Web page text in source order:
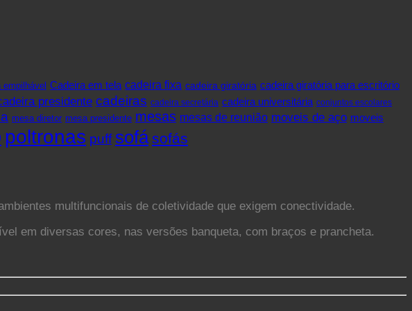
empilhável Cadeira em tela cadeira fixa cadeira giratória cadeira giratória para escritório
presidente cadeiras cadeira secretária cadeira universitária conjuntos escolares
mesa diretor mesa presidente mesas mesas de reunião moveis de aço moveis
poltronas puff sofá sofás
multifuncionais de coletividade que exigem conectividade.
em diversas cores, nas versões banqueta, com braços e prancheta.